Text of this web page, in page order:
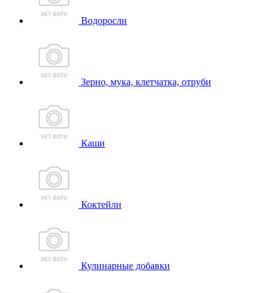
Водоросли
Зерно, мука, клетчатка, отруби
Каши
Коктейли
Кулинарные добавки